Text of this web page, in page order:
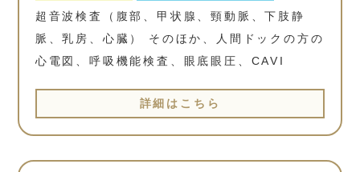
超音波検査（腹部、甲状腺、頸動脈、下肢静
脈、乳房、心臓） そのほか、人間ドックの方の
心電図、呼吸機能検査、眼底眼圧、CAVI
詳細はこちら